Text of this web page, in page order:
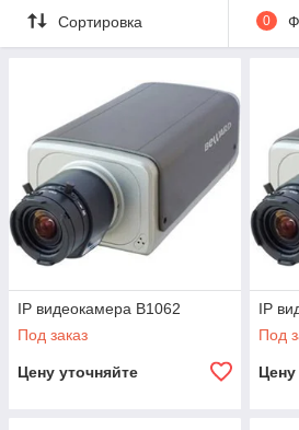
Сортировка 0
IP видеокамера B1062
Под заказ
Цену уточняйте
IP
Под
Цену